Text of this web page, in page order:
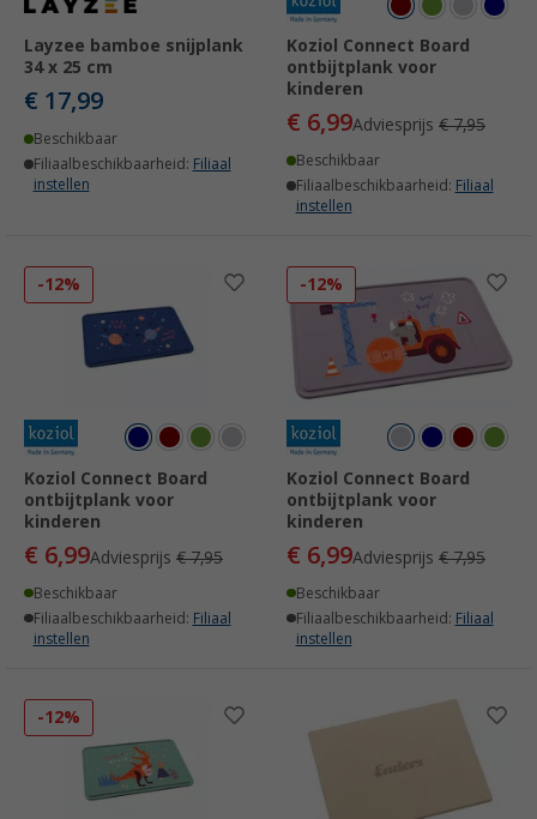
Layzee bamboe snijplank
34 x 25 cm
€ 17,99
Beschikbaar
Filiaalbeschikbaarheid: Filiaal
instellen
Koziol Connect Board
ontbijtplank voor
kinderen
€ 6,99Adviesprijs € 7,95
Beschikbaar
Filiaalbeschikbaarheid: Filiaal
instellen
-12%
Koziol Connect Board
ontbijtplank voor
kinderen
€ 6,99Adviesprijs € 7,95
Beschikbaar
Filiaalbeschikbaarheid: Filiaal
instellen
-12%
Koziol Connect Board
ontbijtplank voor
kinderen
€ 6,99Adviesprijs € 7,95
Beschikbaar
Filiaalbeschikbaarheid: Filiaal
instellen
-12%